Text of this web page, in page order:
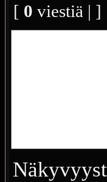
[ 0 viestiä | ]